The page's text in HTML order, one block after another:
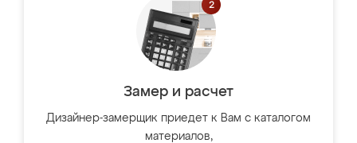
Замер и расчет
Дизайнер-замерщик приедет к Вам с каталогом
материалов,